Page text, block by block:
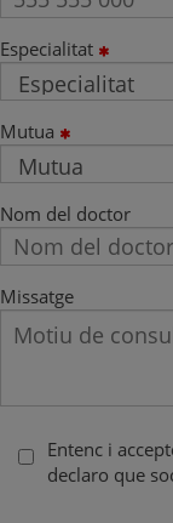
Especialitat
Mutua
Nom del doctor
Missatge
Entenc i
declaro que